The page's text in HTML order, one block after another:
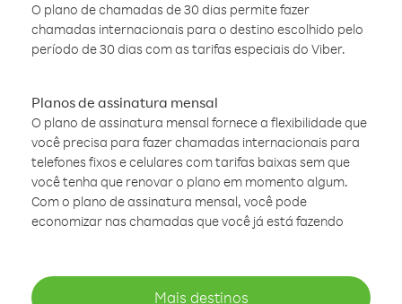
O plano de chamadas de 30 dias permite fazer
chamadas internacionais para o destino escolhido pelo
período de 30 dias com as tarifas especiais do Viber.
Planos de assinatura mensal
O plano de assinatura mensal fornece a flexibilidade que
você precisa para fazer chamadas internacionais para
telefones fixos e celulares com tarifas baixas sem que
você tenha que renovar o plano em momento algum.
Com o plano de assinatura mensal, você pode
economizar nas chamadas que você já está fazendo
Mais destinos